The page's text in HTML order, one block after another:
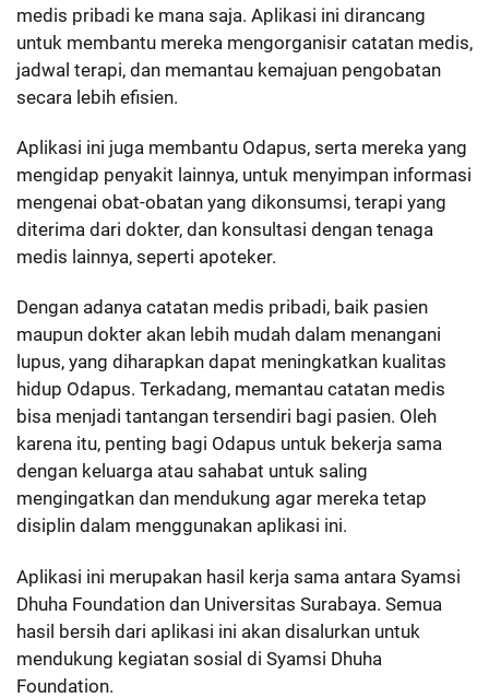
medis pribadi ke mana saja. Aplikasi ini dirancang
untuk membantu mereka mengorganisir catatan medis,
jadwal terapi, dan memantau kemajuan pengobatan
secara lebih efisien.
Aplikasi ini juga membantu Odapus, serta mereka yang
mengidap penyakit lainnya, untuk menyimpan informasi
mengenai obat-obatan yang dikonsumsi, terapi yang
diterima dari dokter, dan konsultasi dengan tenaga
medis lainnya, seperti apoteker.
Dengan adanya catatan medis pribadi, baik pasien
maupun dokter akan lebih mudah dalam menangani
lupus, yang diharapkan dapat meningkatkan kualitas
hidup Odapus. Terkadang, memantau catatan medis
bisa menjadi tantangan tersendiri bagi pasien. Oleh
karena itu, penting bagi Odapus untuk bekerja sama
dengan keluarga atau sahabat untuk saling
mengingatkan dan mendukung agar mereka tetap
disiplin dalam menggunakan aplikasi ini.
Aplikasi ini merupakan hasil kerja sama antara Syamsi
Dhuha Foundation dan Universitas Surabaya. Semua
hasil bersih dari aplikasi ini akan disalurkan untuk
mendukung kegiatan sosial di Syamsi Dhuha
Foundation.